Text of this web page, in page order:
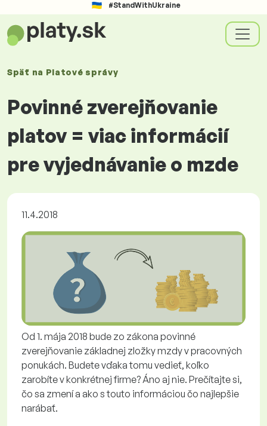
#StandWithUkraine
Späť na Platovésprávy
Povinné zverejňovanie
platov = viac informácií
pre vyjednávanie o mzde
11.4.2018
Od 1. mája 2018 bude zo zákona povinné
zverejňovanie základnej zložky mzdy v pracovných
ponukách. Budete vďaka tomu vedieť, koľko
zarobíte v konkrétnej firme? Áno aj nie. Prečítajte si,
čo sa zmení a ako s touto informáciou čo najlepšie
narábať.